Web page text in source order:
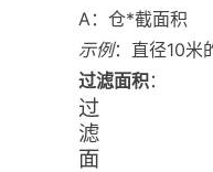
A：仓*截面积
示例：直径10米
过滤面积：
过
滤
面